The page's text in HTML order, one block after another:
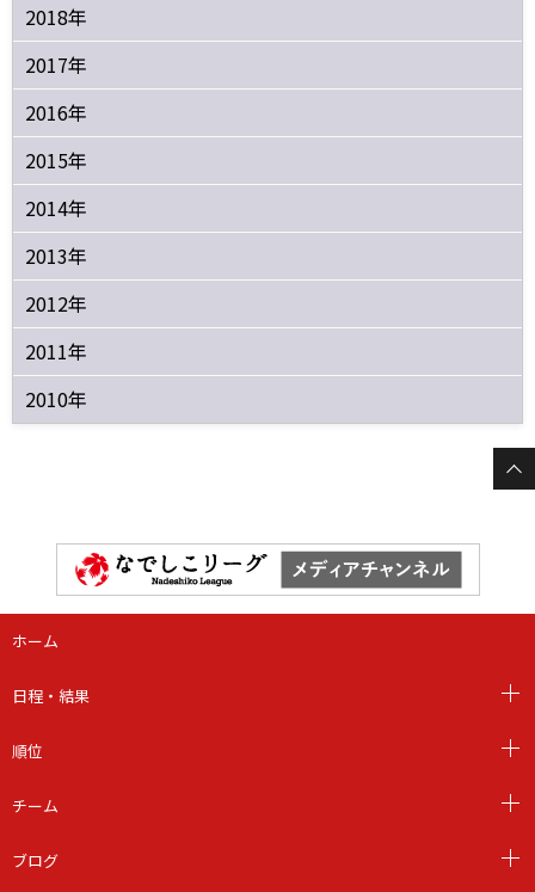
2018年
2017年
2016年
2015年
2014年
2013年
2012年
2011年
2010年
ホーム
日程・結果
順位
チーム
ブログ